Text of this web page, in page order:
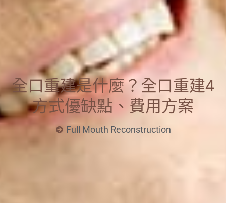
全口重建是什麼？全口重建4
方式優缺點、費用方案
Full Mouth Reconstruction